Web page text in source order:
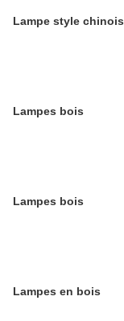
Lampe style chinois
Lampes bois
Lampes bois
Lampes en bois